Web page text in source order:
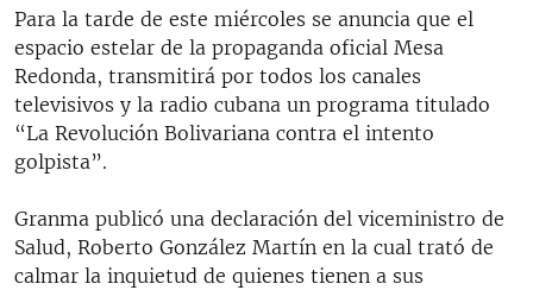
Para la tarde de este miércoles se anuncia que el
espacio estelar de la propaganda oficial Mesa
Redonda, transmitirá por todos los canales
televisivos y la radio cubana un programa titulado
“La Revolución Bolivariana contra el intento
golpista”.
Granma publicó una declaración del viceministro de
Salud, Roberto González Martín en la cual trató de
calmar la inquietud de quienes tienen a sus